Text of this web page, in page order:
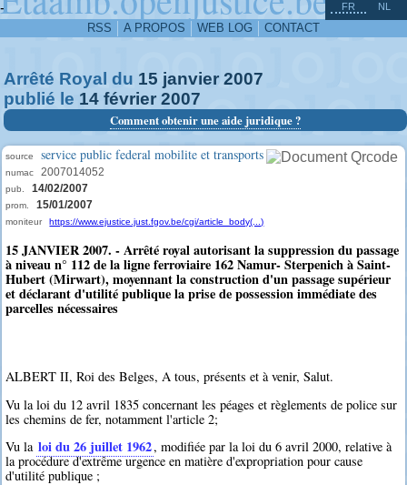
-
RSS A PROPOS WEB LOG CONTACT
FR NL
Arrêté Royal du 15 janvier 2007
publié le 14 février 2007
Comment obtenir une aide juridique ?
source service public federal mobilite et transports
numac 2007014052
pub. 14/02/2007
prom. 15/01/2007
moniteur https://www.ejustice.just.fgov.be/cgi/article_body(...)
15 JANVIER 2007. - Arrêté royal autorisant la suppression du passage
à niveau n° 112 de la ligne ferroviaire 162 Namur- Sterpenich à Saint-
Hubert (Mirwart), moyennant la construction d'un passage supérieur
et déclarant d'utilité publique la prise de possession immédiate des
parcelles nécessaires
ALBERT II, Roi des Belges, A tous, présents et à venir, Salut.
Vu la loi du 12 avril 1835 concernant les péages et règlements de police sur
les chemins de fer, notamment l'article 2;
Vu la loi du 26 juillet 1962, modifiée par la loi du 6 avril 2000, relative à
la procédure d'extrême urgence en matière d'expropriation pour cause
d'utilité publique ;
^